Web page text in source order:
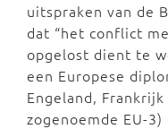
uitspraken van de
dat “het conflict
opgelost dient te
een Europese
Engeland,
zogenoemde EU-